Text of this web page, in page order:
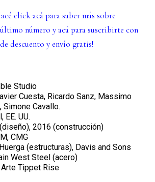
clickacápara saber más sobre
número yacápara suscribirte con
descuento y envío gratis!
Studio
Cuesta, Ricardo Sanz, Massimo
Simone Cavallo.
EE. UU.
2016 (construcción)
CMG
(estructuras), Davis and Sons
West Steel (acero)
Tippet Rise